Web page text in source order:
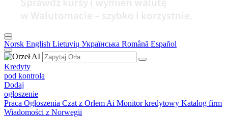
Norsk English Lietuvių Українська Română Español
Kredyty
pod kontrolą
Dodaj
ogłoszenie
Praca Ogłoszenia Czat z Orłem Ai Monitor kredytowy Katalog firm
Wiadomości z Norwegii